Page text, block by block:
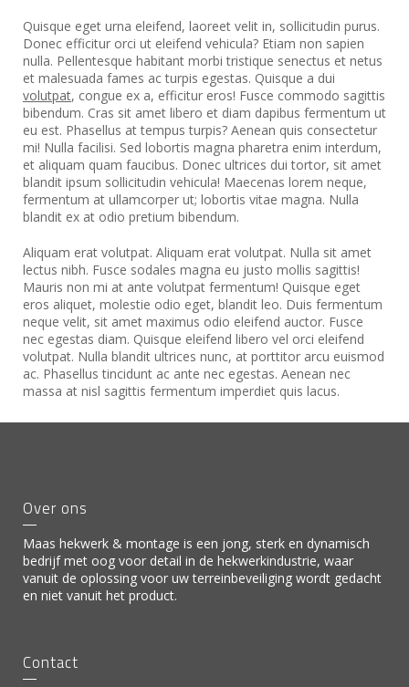
Quisque eget urna eleifend, laoreet velit in, sollicitudin purus.
Donec efficitur orci ut eleifend vehicula? Etiam non sapien
nulla. Pellentesque habitant morbi tristique senectus et netus
et malesuada fames ac turpis egestas. Quisque a dui
volutpat, congue ex a, efficitur eros! Fusce commodo sagittis
bibendum. Cras sit amet libero et diam dapibus fermentum ut
eu est. Phasellus at tempus turpis? Aenean quis consectetur
mi! Nulla facilisi. Sed lobortis magna pharetra enim interdum,
et aliquam quam faucibus. Donec ultrices dui tortor, sit amet
blandit ipsum sollicitudin vehicula! Maecenas lorem neque,
fermentum at ullamcorper ut; lobortis vitae magna. Nulla
blandit ex at odio pretium bibendum.
Aliquam erat volutpat. Aliquam erat volutpat. Nulla sit amet
lectus nibh. Fusce sodales magna eu justo mollis sagittis!
Mauris non mi at ante volutpat fermentum! Quisque eget
eros aliquet, molestie odio eget, blandit leo. Duis fermentum
neque velit, sit amet maximus odio eleifend auctor. Fusce
nec egestas diam. Quisque eleifend libero vel orci eleifend
volutpat. Nulla blandit ultrices nunc, at porttitor arcu euismod
ac. Phasellus tincidunt ac ante nec egestas. Aenean nec
massa at nisl sagittis fermentum imperdiet quis lacus.
Over ons
Maas hekwerk & montage is een jong, sterk en dynamisch
bedrijf met oog voor detail in de hekwerkindustrie, waar
vanuit de oplossing voor uw terreinbeveiliging wordt gedacht
en niet vanuit het product.
Contact